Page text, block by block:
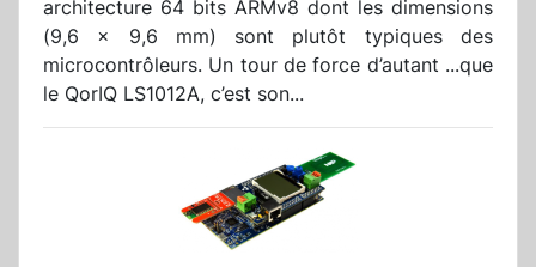
architecture 64 bits ARMv8 dont les dimensions
(9,6 x 9,6 mm) sont plutôt typiques des
microcontrôleurs. Un tour de force d’autant ...que
le QorIQ LS1012A, c’est son...